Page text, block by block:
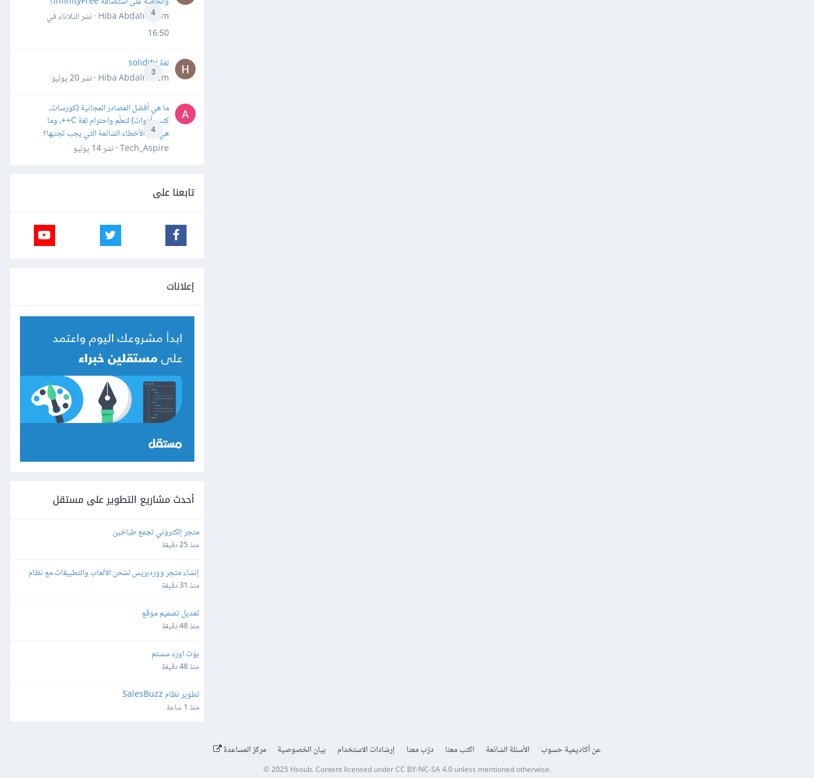
4
Hiba Abdalrheem · نشر
الثلاثاء في
16:50
3
لغة solidity
Hiba Abdalrheem · نشر
20 يوليو
4
ما هي أفضل المصادر المجانية (كورسات،
كتب، أدوات) لتعلّم واحترام لغة C++، وما
هي أهم الأخطاء الشائعة التي يجب تجنبها؟
Tech_Aspire · نشر
14 يوليو
تابعنا على
إعلانات
أحدث مشاريع التطوير على مستقل
متجر إلكتروني تجمع طباخين
منذ 25 دقيقة
محفظة وتعدد طرق الدفع
منذ 31 دقيقة
تعديل تصميم موقع
منذ 48 دقيقة
بوت اورد سستم
منذ 48 دقيقة
تطوير نظام SalesBuzz
منذ 1 ساعة
عن أكاديمية حسوب الأسئلة الشائعة اكتب معنا درّب معنا إرشادات الاستخدام بيان الخصوصية مركز المساعدة
© 2025 Hsoub.Content licensed underCC BY-NC-SA 4.0unless mentioned otherwise.